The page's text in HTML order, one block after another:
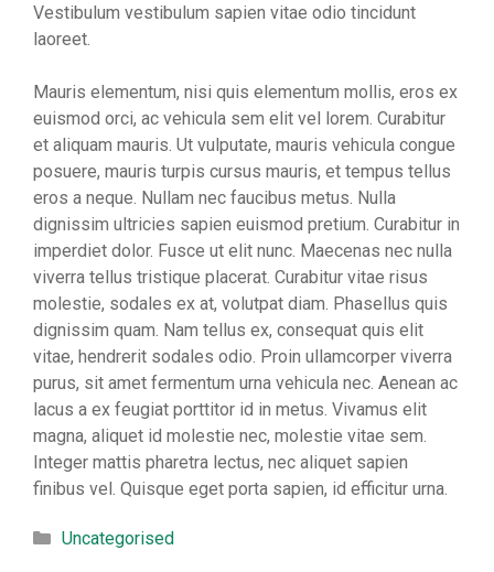
Vestibulum vestibulum sapien vitae odio tincidunt
laoreet.
Mauris elementum, nisi quis elementum mollis, eros ex
euismod orci, ac vehicula sem elit vel lorem. Curabitur
et aliquam mauris. Ut vulputate, mauris vehicula congue
posuere, mauris turpis cursus mauris, et tempus tellus
eros a neque. Nullam nec faucibus metus. Nulla
dignissim ultricies sapien euismod pretium. Curabitur in
imperdiet dolor. Fusce ut elit nunc. Maecenas nec nulla
viverra tellus tristique placerat. Curabitur vitae risus
molestie, sodales ex at, volutpat diam. Phasellus quis
dignissim quam. Nam tellus ex, consequat quis elit
vitae, hendrerit sodales odio. Proin ullamcorper viverra
purus, sit amet fermentum urna vehicula nec. Aenean ac
lacus a ex feugiat porttitor id in metus. Vivamus elit
magna, aliquet id molestie nec, molestie vitae sem.
Integer mattis pharetra lectus, nec aliquet sapien
finibus vel. Quisque eget porta sapien, id efficitur urna.
Categories
Uncategorised